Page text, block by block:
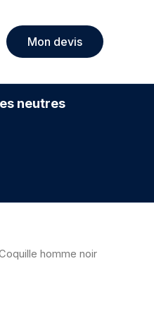
Mon devis
neutres
homme noir